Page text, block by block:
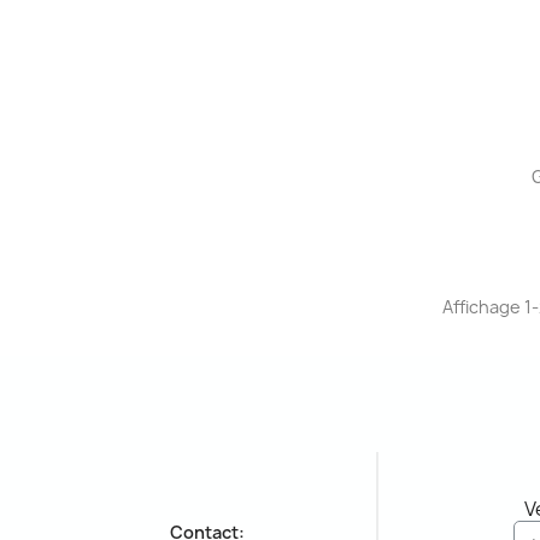
Affichage
Contact: